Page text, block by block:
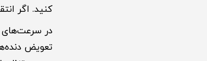
کنید. اگر
در سرعت‌های
تعویض